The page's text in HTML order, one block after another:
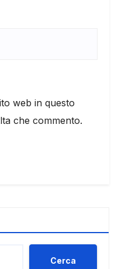
web in questo
che commento.
Cerca